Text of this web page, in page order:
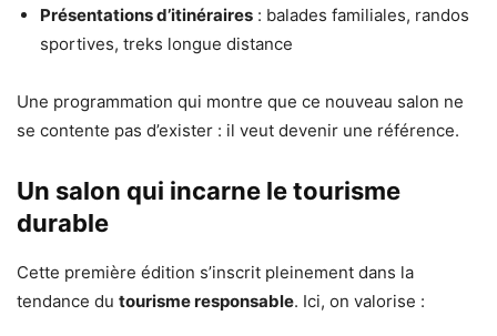
Présentations d’itinéraires : balades familiales, randos
sportives, treks longue distance
Une programmation qui montre que ce nouveau salon ne
se contente pas d’exister : il veut devenir une référence.
Un salon qui incarne le tourisme
durable
Cette première édition s’inscrit pleinement dans la
tendance du tourisme responsable. Ici, on valorise :